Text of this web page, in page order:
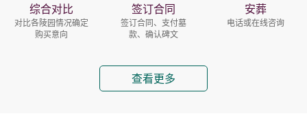
综合对比
对比各陵园情况确定
购买意向
签订合同
签订合同、支付墓
款、确认碑文
安葬
电话或在线咨询
查看更多